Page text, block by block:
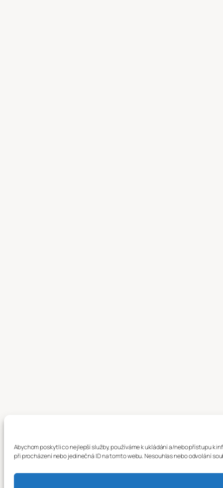
Abychom poskytli co nejlepší služby, používáme k ukládání a/nebo přístupu k
při procházení nebo jedinečná ID na tomto webu. Nesouhlas nebo odvolání